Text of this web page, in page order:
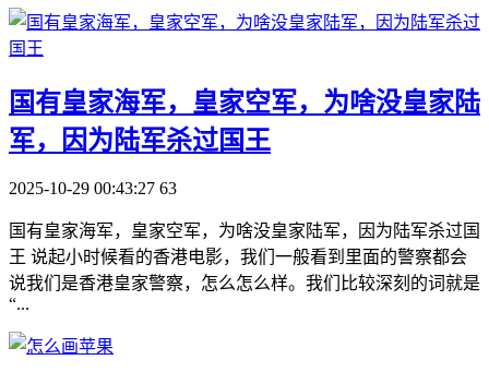
​国有皇家海军，皇家空军，为啥没皇家陆
军，因为陆军杀过国王
2025-10-29 00:43:27 63
国有皇家海军，皇家空军，为啥没皇家陆军，因为陆军杀过国
王 说起小时候看的香港电影，我们一般看到里面的警察都会
说我们是香港皇家警察，怎么怎么样。我们比较深刻的词就是
“...